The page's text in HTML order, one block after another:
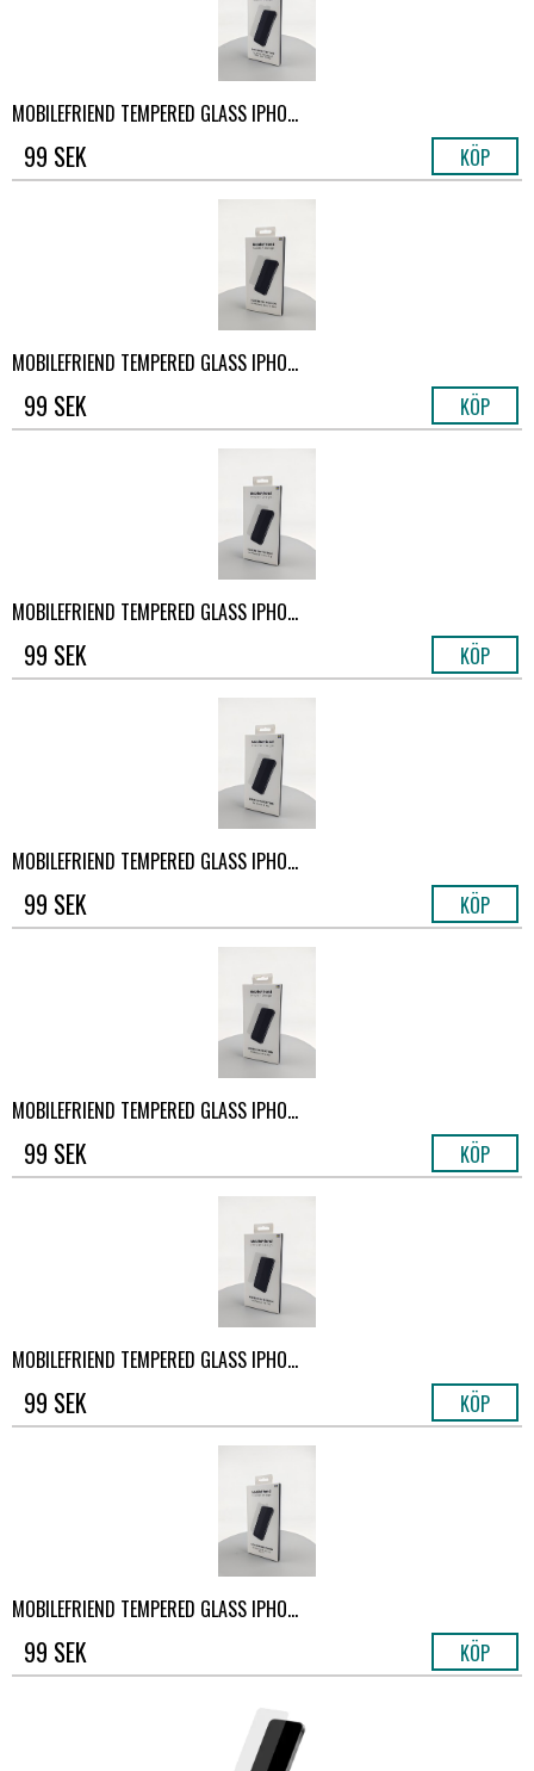
MOBILEFRIEND TEMPERED GLASS IPHO...
99 SEK KÖP
MOBILEFRIEND TEMPERED GLASS IPHO...
99 SEK KÖP
MOBILEFRIEND TEMPERED GLASS IPHO...
99 SEK KÖP
MOBILEFRIEND TEMPERED GLASS IPHO...
99 SEK KÖP
MOBILEFRIEND TEMPERED GLASS IPHO...
99 SEK KÖP
MOBILEFRIEND TEMPERED GLASS IPHO...
99 SEK KÖP
MOBILEFRIEND TEMPERED GLASS IPHO...
99 SEK KÖP